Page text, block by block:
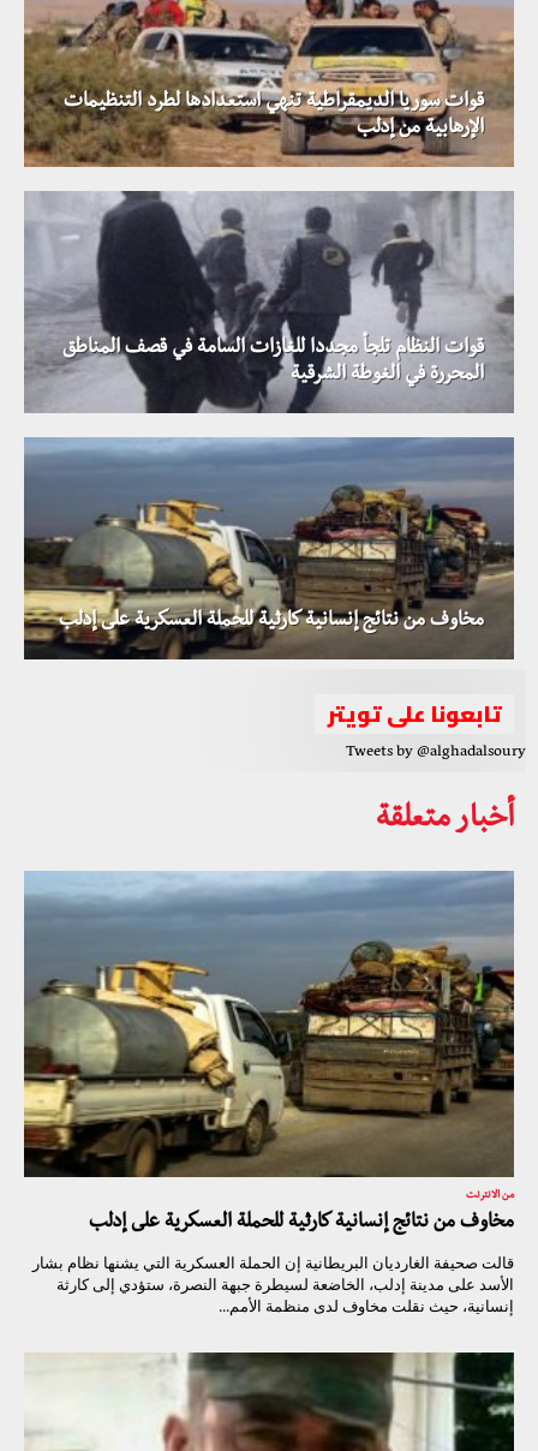
قوات سوريا الديمقراطية تنهي استعدادها لطرد التنظيمات
الإرهابية من إدلب
قوات النظام تلجأ مجددا للغازات السامة في قصف المناطق
المحررة في الغوطة الشرقية
مخاوف من نتائج إنسانية كارثية للحملة العسكرية على إدلب
تابعونا على تويتر
Tweets by @alghadalsoury
أخبار متعلقة
من الانترنت
مخاوف من نتائج إنسانية كارثية للحملة العسكرية على إدلب
قالت صحيفة الغارديان البريطانية إن الحملة العسكرية التي يشنها نظام بشار
الأسد على مدينة إدلب، الخاضعة لسيطرة جبهة النصرة، ستؤدي إلى كارثة
إنسانية، حيث نقلت مخاوف لدى منظمة الأمم...